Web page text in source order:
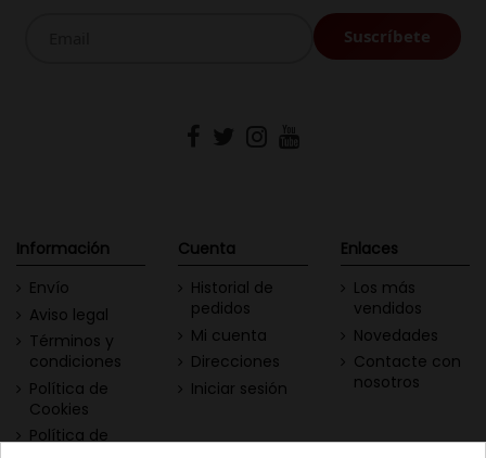
Información
Envío
Aviso legal
Términos y
condiciones
Política de
Cookies
Política de
Cuenta
Historial de
pedidos
Mi cuenta
Direcciones
Iniciar sesión
Enlaces
Los más
vendidos
Novedades
Contacte con
nosotros